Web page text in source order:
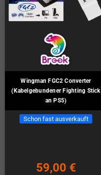
Wingman FGC2 Converter
(Kabelgebundener Fighting Stick
an PS5)
Schon fast ausverkauft
59,00 €